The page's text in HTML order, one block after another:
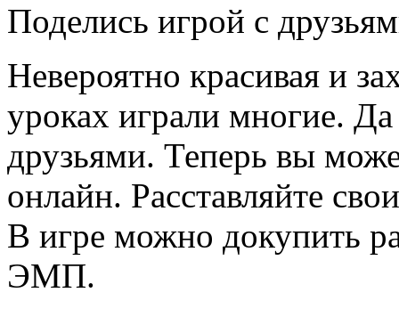
Поделись игрой с
Невероятно красивая и
уроках играли многие.
друзьями. Теперь вы
онлайн. Расставляйте
В игре можно докупить
ЭМП.